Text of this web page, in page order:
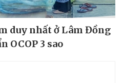
duy nhất ở Lâm Đồng
OCOP 3 sao